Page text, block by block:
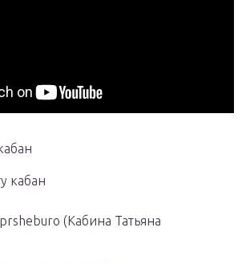
кабан
(Кабина Татьяна